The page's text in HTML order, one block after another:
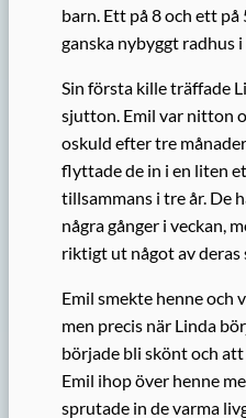
barn. Ett på 8 och ett
ganska nybyggt radhus
Sin första kille träffade
sjutton. Emil var nitton
oskuld efter tre
flyttade de in i en liten
tillsammans i tre år. De
några gånger i veckan,
riktigt ut något av deras
Emil smekte henne och
men precis när Linda
började bli skönt och
Emil ihop över henne
sprutade in de varma